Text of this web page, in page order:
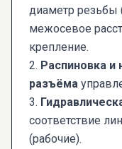
диаметр резьбы
межосевое
крепление.
2. Распиновка и
разъёма
3.
соответствие
(рабочие).